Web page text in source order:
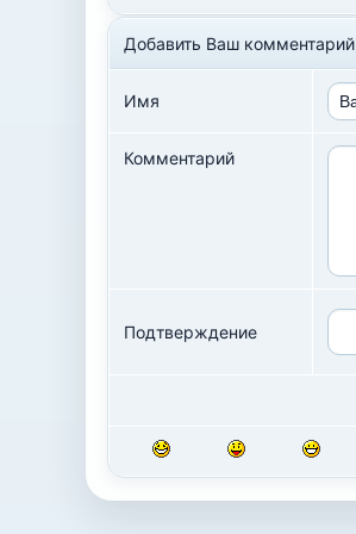
Добавить Ваш комментарий
Имя
Комментарий
Подтверждение